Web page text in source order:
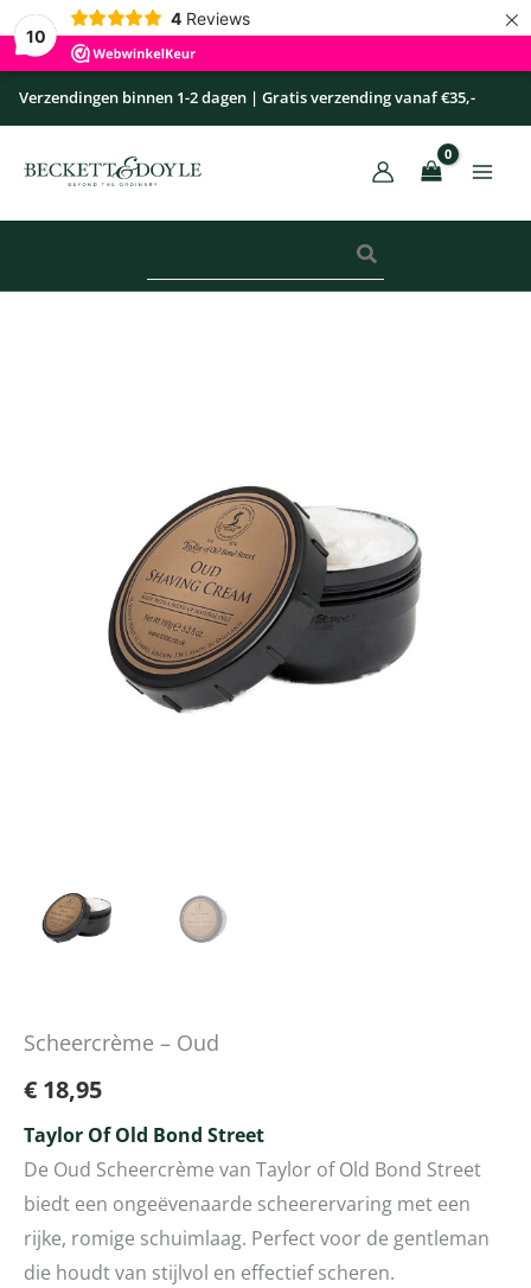
10
4 Reviews ×
Ga
naar
inhoud
Verzendingen binnen 1-2 dagen | Gratis verzending vanaf €35,-
Scheercrème – Oud
€ 18,95
Taylor Of Old Bond Street
De Oud Scheercrème van Taylor of Old Bond Street
biedt een ongeëvenaarde scheerervaring met een
rijke, romige schuimlaag. Perfect voor de gentleman
die houdt van stijlvol en effectief scheren.